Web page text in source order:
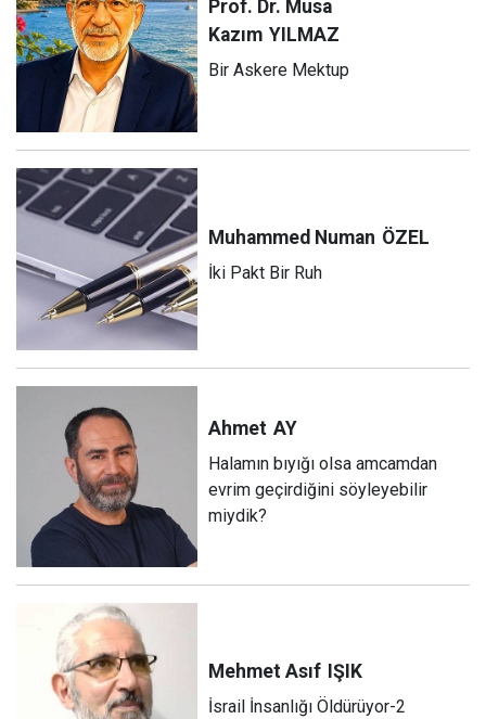
Prof. Dr. Musa
Kazım YILMAZ
Bir Askere Mektup
Muhammed Numan ÖZEL
İki Pakt Bir Ruh
Ahmet AY
Halamın bıyığı olsa amcamdan
evrim geçirdiğini söyleyebilir
miydik?
Mehmet Asıf IŞIK
İsrail İnsanlığı Öldürüyor-2